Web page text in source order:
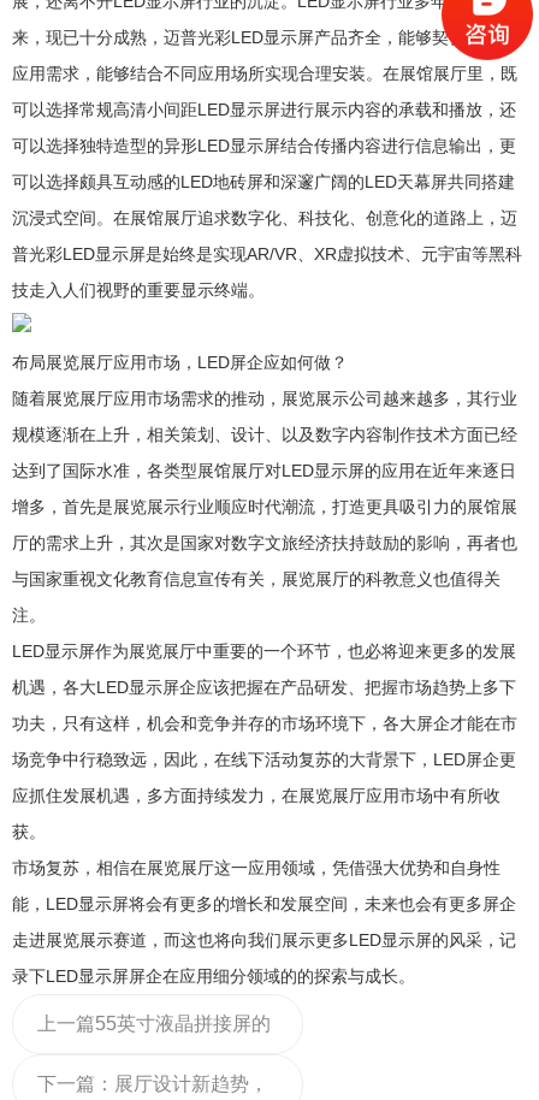
来，现已十分成熟，迈普光彩LED显示屏产品齐全，能够契合不同的
应用需求，能够结合不同应用场所实现合理安装。在展馆展厅里，既
可以选择常规高清小间距LED显示屏进行展示内容的承载和播放，还
可以选择独特造型的异形LED显示屏结合传播内容进行信息输出，更
可以选择颇具互动感的LED地砖屏和深邃广阔的LED天幕屏共同搭建
沉浸式空间。在展馆展厅追求数字化、科技化、创意化的道路上，迈
普光彩LED显示屏是始终是实现AR/VR、XR虚拟技术、元宇宙等黑科
技走入人们视野的重要显示终端。
布局展览展厅应用市场，LED屏企应如何做？
随着展览展厅应用市场需求的推动，展览展示公司越来越多，其行业
规模逐渐在上升，相关策划、设计、以及数字内容制作技术方面已经
达到了国际水准，各类型展馆展厅对LED显示屏的应用在近年来逐日
增多，首先是展览展示行业顺应时代潮流，打造更具吸引力的展馆展
厅的需求上升，其次是国家对数字文旅经济扶持鼓励的影响，再者也
与国家重视文化教育信息宣传有关，展览展厅的科教意义也值得关
注。
LED显示屏作为展览展厅中重要的一个环节，也必将迎来更多的发展
机遇，各大LED显示屏企应该把握在产品研发、把握市场趋势上多下
功夫，只有这样，机会和竞争并存的市场环境下，各大屏企才能在市
场竞争中行稳致远，因此，在线下活动复苏的大背景下，LED屏企更
应抓住发展机遇，多方面持续发力，在展览展厅应用市场中有所收
获。
市场复苏，相信在展览展厅这一应用领域，凭借强大优势和自身性
能，LED显示屏将会有更多的增长和发展空间，未来也会有更多屏企
走进展览展示赛道，而这也将向我们展示更多LED显示屏的风采，记
录下LED显示屏屏企在应用细分领域的的探索与成长。
上一篇55英寸液晶拼接屏的
长度和宽度尺寸是多少？
下一篇： 展厅设计新趋势，